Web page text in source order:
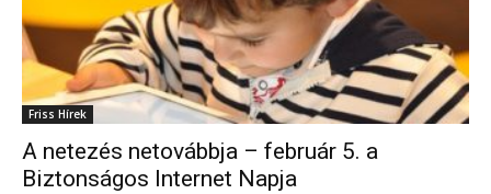
Friss Hírek
A netezés netovábbja – február 5. a
Biztonságos Internet Napja